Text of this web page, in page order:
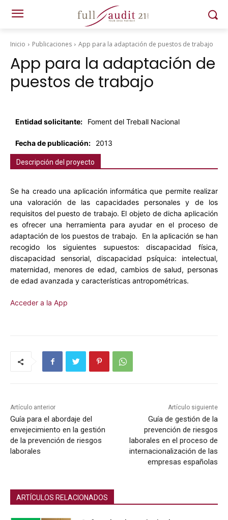
Inicio Publicaciones App para la adaptación de puestos de trabajo
App para la adaptación de
puestos de trabajo
Entidad solicitante: Foment del Treball Nacional
Fecha de publicación: 2013
Descripción del proyecto
Se ha creado una aplicación informática que permite realizar
una valoración de las capacidades personales y de los
requisitos del puesto de trabajo. El objeto de dicha aplicación
es ofrecer una herramienta para ayudar en el proceso de
adaptación de los puestos de trabajo. En la aplicación se han
recogido los siguientes supuestos: discapacidad física,
discapacidad sensorial, discapacidad psíquica: intelectual,
maternidad, menores de edad, cambios de salud, personas
de edad avanzada y características antropométricas.
Acceder a la App
Artículo anterior
Guía para el abordaje del
envejecimiento en la gestión
de la prevención de riesgos
laborales
Artículo siguiente
Guía de gestión de la
prevención de riesgos
laborales en el proceso de
internacionalización de las
empresas españolas
ARTÍCULOS RELACIONADOS